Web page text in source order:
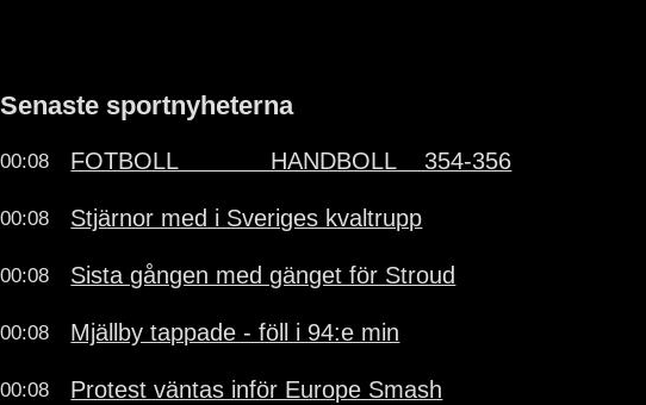
Senaste sportnyheterna
00:08 FOTBOLL             HANDBOLL    354-356
00:08 Stjärnor med i Sveriges kvaltrupp
00:08 Sista gången med gänget för Stroud
00:08 Mjällby tappade - föll i 94:e min
00:08 Protest väntas inför Europe Smash